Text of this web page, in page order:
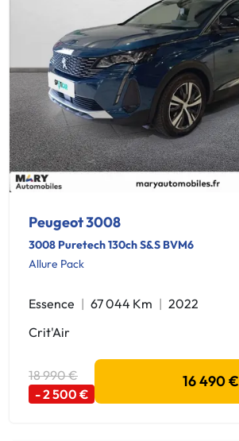
Peugeot 3008
3008 Puretech 130ch S&S BVM6
Allure Pack
Essence 67 044 Km
2022
Crit'Air
18 990 €
- 2 500 €
16 490 €